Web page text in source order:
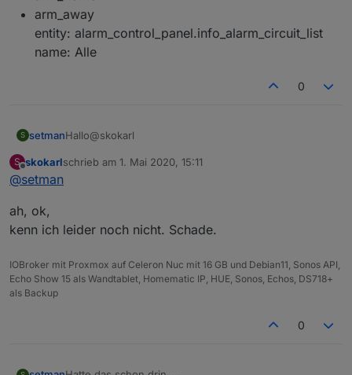
arm_away
entity: alarm_control_panel.info_alarm_circuit_list
name: Alle
0
S setmanHallo@skokarl
Hab es mit Lovelace-Ui erstellt.
entity: alarm_control_panel.info_alarm_circuit_list
S
Offline
skokarlschrieb am 1. Mai 2020, 15:11
zuletzt editiert von
@setman
ah, ok,
kenn ich leider noch nicht. Schade.
IOBroker mit Proxmox auf Celeron Nuc mit 16 GB und Debian11, Sonos API,
Echo Show 15 als Wandtablet, Homematic IP, HUE, Sonos, Echos, DS718+
als Backup
0